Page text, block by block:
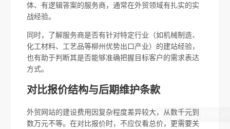
体、有逻辑答案的服务商，通常在外贸领域有扎实的实
战经验。
同时，了解服务商是否有针对特定行业（如机械制造、
化工材料、工艺品等柳州优势出口产业）的建站经验，
也有助于判断其是否能够准确把握目标客户的需求表达
方式。
对比报价结构与后期维护条款
外贸网站的建设费用因复杂程度差异较大，从数千元到
数万元不等。在对比报价时，不应仅看总价，更需要关